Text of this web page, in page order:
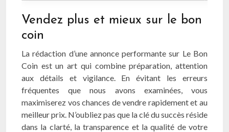
Vendez plus et mieux sur le bon
coin
La rédaction d’une annonce performante sur Le Bon
Coin est un art qui combine préparation, attention
aux détails et vigilance. En évitant les erreurs
fréquentes que nous avons examinées, vous
maximiserez vos chances de vendre rapidement et au
meilleur prix. N’oubliez pas que la clé du succès réside
dans la clarté, la transparence et la qualité de votre